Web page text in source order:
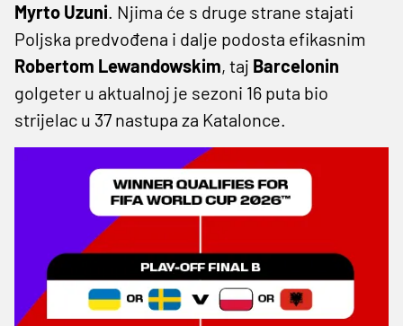
Myrto Uzuni. Njima će s druge strane stajati
Poljska predvođena i dalje podosta efikasnim
Robertom Lewandowskim, taj Barcelonin
golgeter u aktualnoj je sezoni 16 puta bio
strijelac u 37 nastupa za Katalonce.